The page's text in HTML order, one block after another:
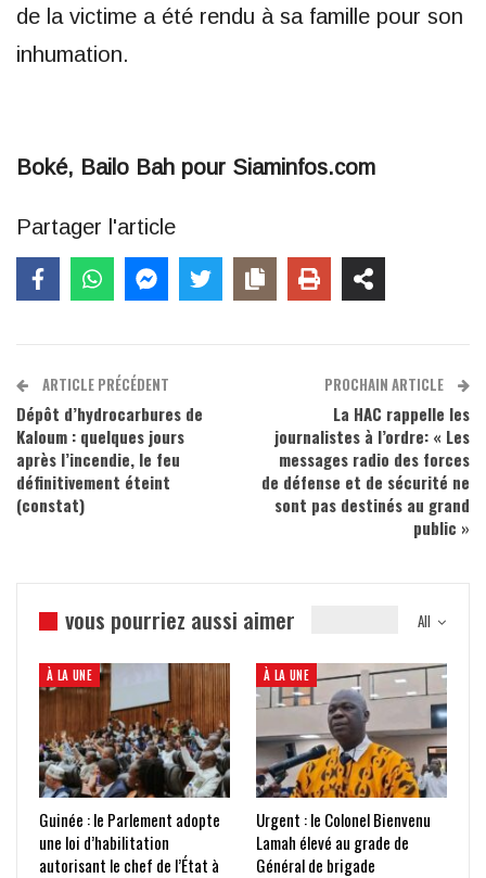
de la victime a été rendu à sa famille pour son
inhumation.
Boké, Bailo Bah pour Siaminfos.com
Partager l'article
ARTICLE PRÉCÉDENT
Dépôt d’hydrocarbures de
Kaloum : quelques jours
après l’incendie, le feu
définitivement éteint
(constat)
PROCHAIN ARTICLE
La HAC rappelle les
journalistes à l’ordre: « Les
messages radio des forces
de défense et de sécurité ne
sont pas destinés au grand
public »
All
vous pourriez aussi aimer
À LA UNE
Guinée : le Parlement adopte
une loi d’habilitation
autorisant le chef de l’État à
À LA UNE
Urgent : le Colonel Bienvenu
Lamah élevé au grade de
Général de brigade